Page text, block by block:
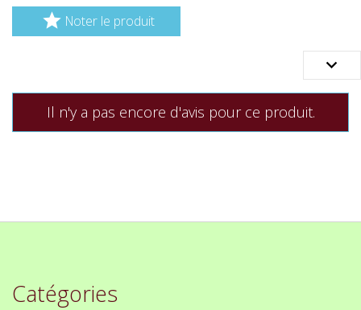
 Noter le produit

Il n'y a pas encore d'avis pour ce produit.
Catégories